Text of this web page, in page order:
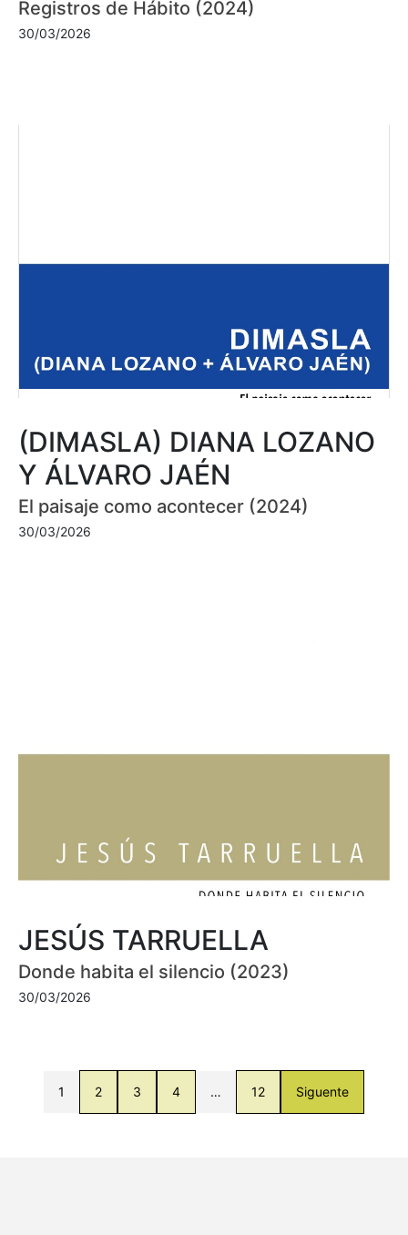
Registros de Hábito (2024)
30/03/2026
(DIMASLA) DIANA LOZANO
Y ÁLVARO JAÉN
El paisaje como acontecer (2024)
30/03/2026
JESÚS TARRUELLA
Donde habita el silencio (2023)
30/03/2026
1 2 3 4 … 12 Siguente